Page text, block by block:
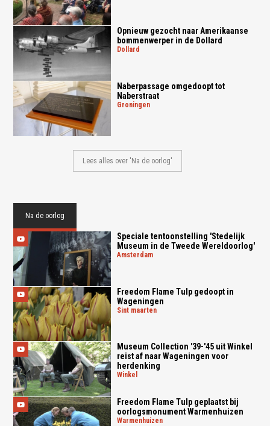
Opnieuw gezocht naar Amerikaanse
bommenwerper in de Dollard
dollard
Naberpassage omgedoopt tot
Naberstraat
groningen
Lees alles over 'Na de oorlog'
Na de oorlog
Speciale tentoonstelling 'Stedelijk
Museum in de Tweede Wereldoorlog'
amsterdam
Freedom Flame Tulp gedoopt in
Wageningen
sint maarten
Museum Collection '39-'45 uit Winkel
reist af naar Wageningen voor
herdenking
winkel
Freedom Flame Tulp geplaatst bij
oorlogsmonument Warmenhuizen
warmenhuizen